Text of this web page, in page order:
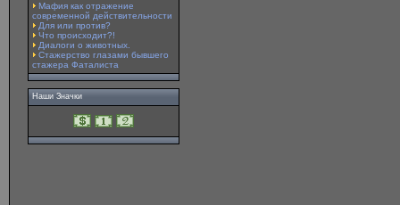
Мафия как отражение
современной действительности
Для или против?
Что происходит?!
Диалоги о животных.
Стажерство глазами бывшего
стажера Фаталиста
Наши Значки